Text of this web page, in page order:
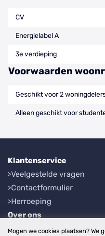
CV
Energielabel A
3e verdieping
Voorwaarden
Geschikt voor 2
Alleen geschikt voor
Klantenservice
Veelgestelde vragen
Contactformulier
Herroeping
Over ons
Bedrijfsgegevens
Mogen we cookies plaatsen? We